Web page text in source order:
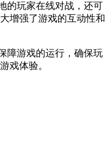
玩家在线对战，还可
增强了游戏的互动性和
游戏的运行，确保玩
戏体验。